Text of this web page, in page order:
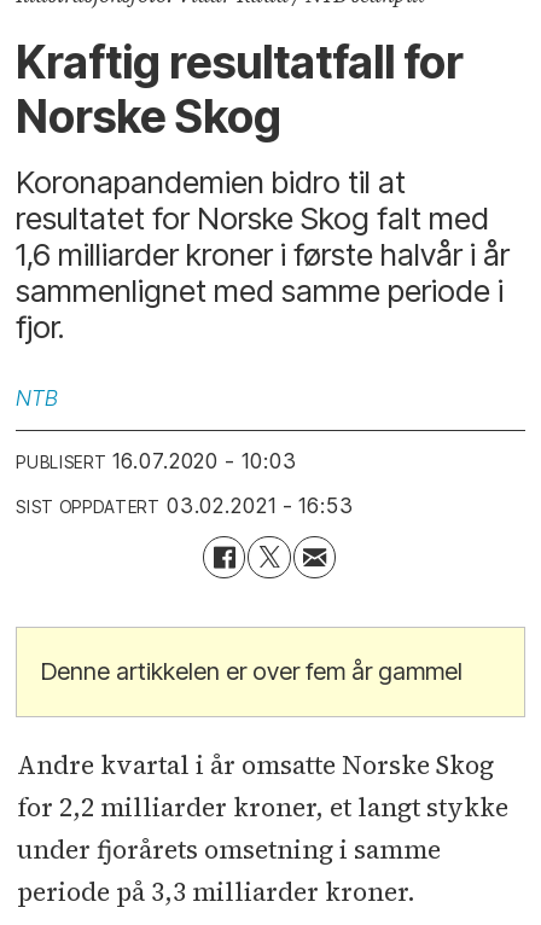
Kraftig resultatfall for
Norske Skog
Koronapandemien bidro til at
resultatet for Norske Skog falt med
1,6 milliarder kroner i første halvår i år
sammenlignet med samme periode i
fjor.
NTB
PUBLISERT 16.07.2020 - 10:03
SIST OPPDATERT 03.02.2021 - 16:53
Denne artikkelen er over fem år gammel
Andre kvartal i år omsatte Norske Skog
for 2,2 milliarder kroner, et langt stykke
under fjorårets omsetning i samme
periode på 3,3 milliarder kroner.